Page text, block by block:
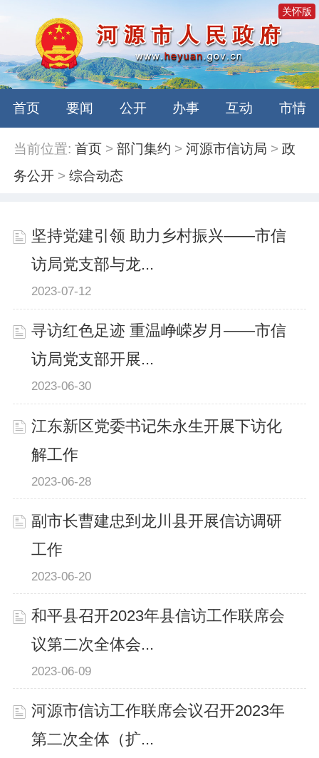
关怀版
首页 要闻 公开 办事 互动 市情
当前位置: 首页 >部门集约 >河源市信访局 >政
务公开 >综合动态
坚持党建引领 助力乡村振兴——市信
访局党支部与龙...
2023-07-12
寻访红色足迹 重温峥嵘岁月——市信
访局党支部开展...
2023-06-30
江东新区党委书记朱永生开展下访化
解工作
2023-06-28
副市长曹建忠到龙川县开展信访调研
工作
2023-06-20
和平县召开2023年县信访工作联席会
议第二次全体会...
2023-06-09
河源市信访工作联席会议召开2023年
第二次全体（扩...